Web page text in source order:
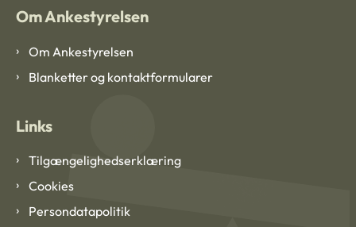
Om Ankestyrelsen
Om Ankestyrelsen
Blanketter og kontaktformularer
Links
Tilgængelighedserklæring
Cookies
Persondatapolitik